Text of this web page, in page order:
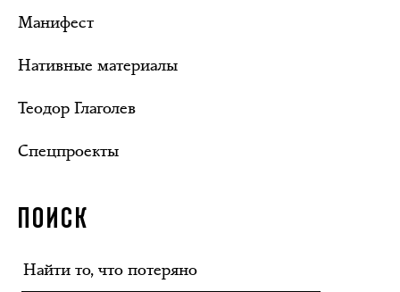
Манифест
Нативные материалы
Теодор Глаголев
Спецпроекты
ПОИСК